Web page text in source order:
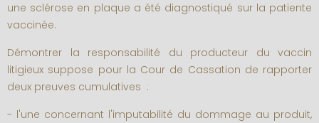
une sclérose en plaque a été diagnostiqué sur la patiente
vaccinée.
Démontrer la responsabilité du producteur du vaccin
litigieux suppose pour la Cour de Cassation de rapporter
deux preuves cumulatives :
- l'une concernant l'imputabilité du dommage au produit,